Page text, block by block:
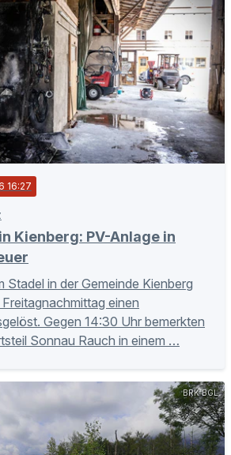
16:27
Kienberg: PV-Anlage in
Stadel in der Gemeinde Kienberg
einen
Gegen 14:30 Uhr bemerkten
Sonnau Rauch in einem …
BRK BGL